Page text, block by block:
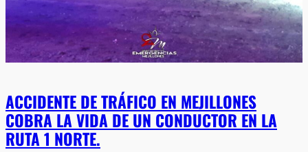
ACCIDENTE DE TRÁFICO EN MEJILLONES
COBRA LA VIDA DE UN CONDUCTOR EN LA
RUTA 1 NORTE.